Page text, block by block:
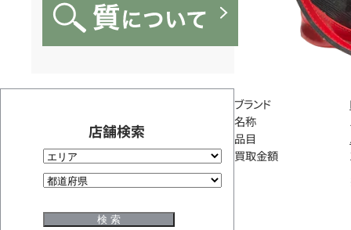
店舗検索
ブランド
名称
品目
買取金額